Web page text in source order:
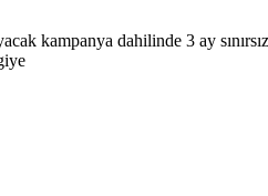
kampanya dahilinde 3 ay